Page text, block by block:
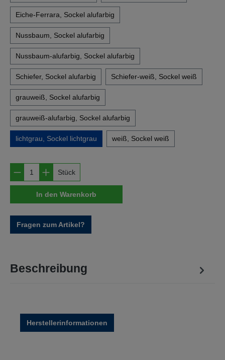
Eiche-Ferrara, Sockel alufarbig
Nussbaum, Sockel alufarbig
Nussbaum-alufarbig, Sockel alufarbig
Schiefer, Sockel alufarbig Schiefer-weiß, Sockel weiß
grauweiß, Sockel alufarbig
grauweiß-alufarbig, Sockel alufarbig
lichtgrau, Sockel lichtgrau weiß, Sockel weiß
Produkt Anzahl: Gib den gewünschten
Stück
In den Warenkorb
Fragen zum Artikel?
Beschreibung
Herstellerinformationen